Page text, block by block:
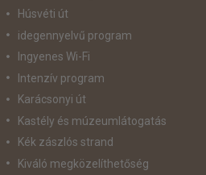
Húsvéti út
idegennyelvű program
Ingyenes Wi-Fi
Intenzív program
Karácsonyi út
Kastély és múzeumlátogatás
Kék zászlós strand
Kiváló megközelíthetőség